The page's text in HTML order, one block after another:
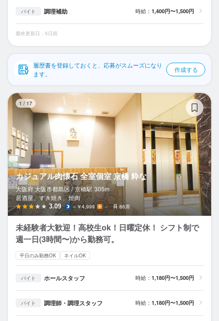
食べログ求人PRESS
利用規約
企業情報
バイト 調理補助 時給： 1,400円〜1,500円
最終更新日：5日前
履歴書を登録しておくと、応募がスムーズになり
ます。
作成する
1 / 17
カジュアル肉懐石 全室個室 京橋 粋な
大阪府 大阪市都島区 / 京橋駅 305m
居酒屋、すき焼き、焼肉
3.09 ～￥4,999 － 86席
未経験者大歓迎！高校生ok！日曜定休！ シフト制で
週一日(3時間〜)から勤務可。
平日のみ勤務OK ネイルOK
バイト ホールスタッフ 時給： 1,180円〜1,500円
バイト 調理師・調理スタッフ 時給： 1,180円〜1,500円